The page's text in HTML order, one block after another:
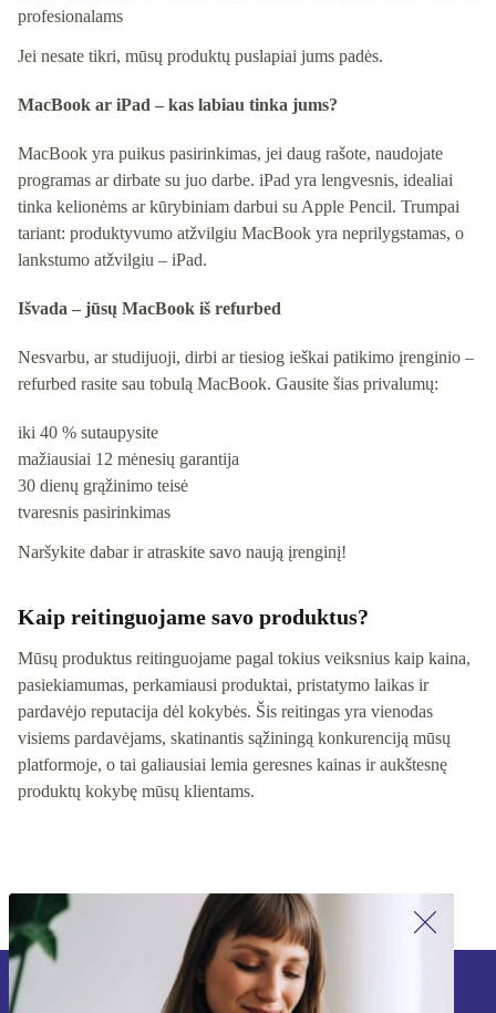
profesionalams
Jei nesate tikri, mūsų produktų puslapiai jums padės.
MacBook ar iPad – kas labiau tinka jums?
MacBook yra puikus pasirinkimas, jei daug rašote, naudojate
programas ar dirbate su juo darbe. iPad yra lengvesnis, idealiai
tinka kelionėms ar kūrybiniam darbui su Apple Pencil. Trumpai
tariant: produktyvumo atžvilgiu MacBook yra neprilygstamas, o
lankstumo atžvilgiu – iPad.
Išvada – jūsų MacBook iš refurbed
Nesvarbu, ar studijuoji, dirbi ar tiesiog ieškai patikimo įrenginio –
refurbed rasite sau tobulą MacBook. Gausite šias privalumų:
iki 40 % sutaupysite
mažiausiai 12 mėnesių garantija
30 dienų grąžinimo teisė
tvaresnis pasirinkimas
Naršykite dabar ir atraskite savo naują įrenginį!
Kaip reitinguojame savo produktus?
Mūsų produktus reitinguojame pagal tokius veiksnius kaip kaina,
pasiekiamumas, perkamiausi produktai, pristatymo laikas ir
pardavėjo reputacija dėl kokybės. Šis reitingas yra vienodas
visiems pardavėjams, skatinantis sąžiningą konkurenciją mūsų
platformoje, o tai galiausiai lemia geresnes kainas ir aukštesnę
produktų kokybę mūsų klientams.
Užsiprenumeruok mūsų naujienlaiškį!